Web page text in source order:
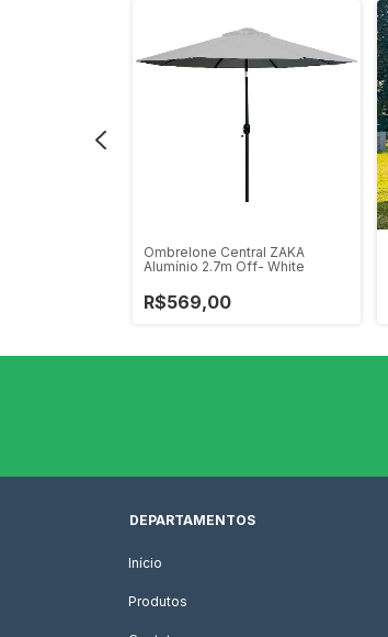
Ombrelone Central ZAKA
Alumínio 2.7m Off- White
R$569,00
DEPARTAMENTOS
Início
Produtos